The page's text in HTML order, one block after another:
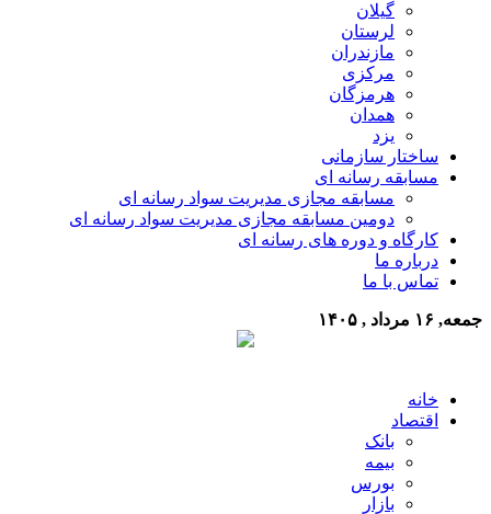
گیلان
لرستان
مازندران
مرکزی
هرمزگان
همدان
یزد
ساختار سازمانی
مسابقه رسانه ای
مسابقه مجازی مدیریت سواد رسانه ای
دومین مسابقه مجازی مدیریت سواد رسانه ای
کارگاه و دوره های رسانه ای
درباره ما
تماس با ما
جمعه, ۱۶ مرداد , ۱۴۰۵
خانه
اقتصاد
بانک
بیمه
بورس
بازار